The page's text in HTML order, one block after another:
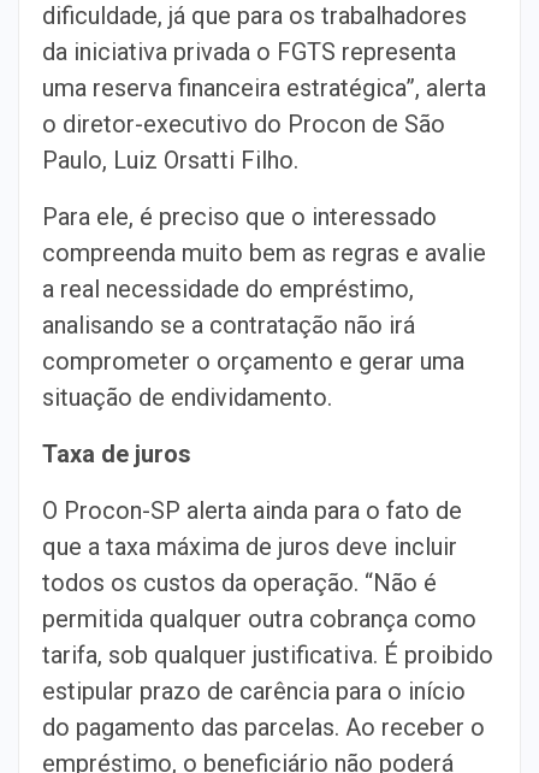
dificuldade, já que para os trabalhadores
da iniciativa privada o FGTS representa
uma reserva financeira estratégica”, alerta
o diretor-executivo do Procon de São
Paulo, Luiz Orsatti Filho.
Para ele, é preciso que o interessado
compreenda muito bem as regras e avalie
a real necessidade do empréstimo,
analisando se a contratação não irá
comprometer o orçamento e gerar uma
situação de endividamento.
Taxa de juros
O Procon-SP alerta ainda para o fato de
que a taxa máxima de juros deve incluir
todos os custos da operação. “Não é
permitida qualquer outra cobrança como
tarifa, sob qualquer justificativa. É proibido
estipular prazo de carência para o início
do pagamento das parcelas. Ao receber o
empréstimo, o beneficiário não poderá